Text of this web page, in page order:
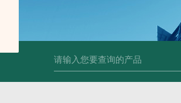
全自动多功能建材冻融试验机